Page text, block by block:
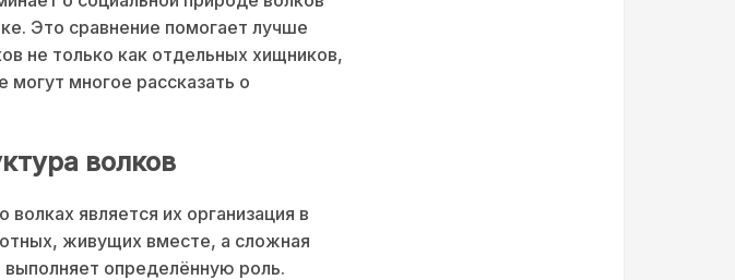
Это сравнение помогает лучше
не только как отдельных хищников,
многое рассказать о
волков
является их организация в
живущих вместе, а сложная
определённую роль.